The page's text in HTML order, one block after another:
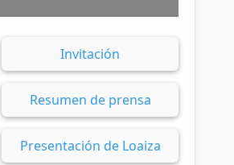
Invitación
Resumen de prensa
Presentación de Loaiza